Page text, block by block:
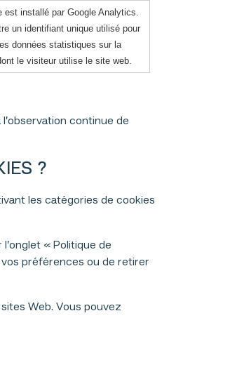
est installé par Google Analytics.
un identifiant unique utilisé pour
données statistiques sur la
le visiteur utilise le site web.
continue de
?
les catégories de cookies
« Politique de
préférences ou de retirer
Web. Vous pouvez